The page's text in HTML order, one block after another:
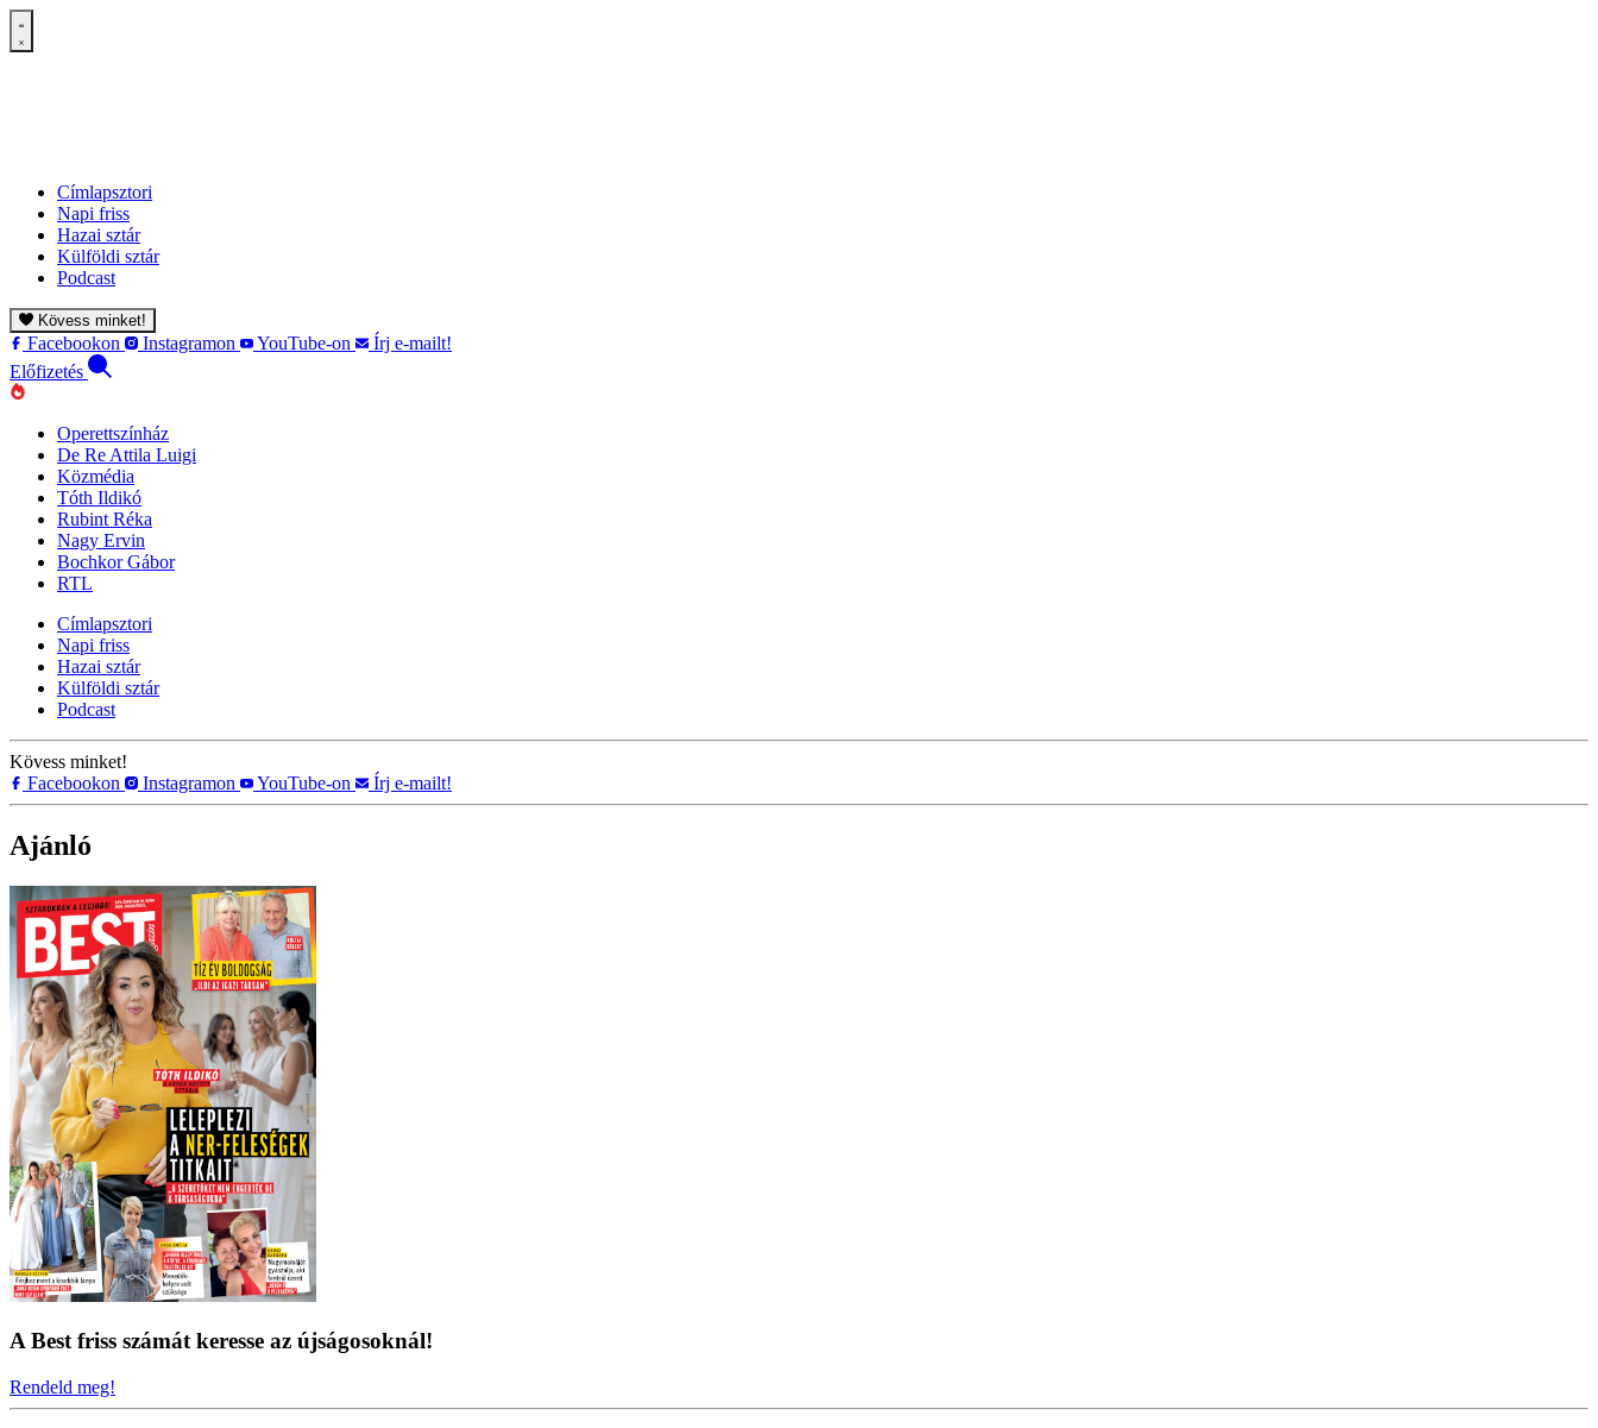
Címlapsztori
Napi friss
Hazai sztár
Külföldi sztár
Podcast
Kövess minket!
Facebookon Instagramon YouTube-on
Írj e-mailt!
Előfizetés
Operettszínház
De Re Attila Luigi
Közmédia
Tóth Ildikó
Rubint Réka
Nagy Ervin
Bochkor Gábor
RTL
Címlapsztori
Napi friss
Hazai sztár
Külföldi sztár
Podcast
Kövess minket!
Facebookon
Instagramon YouTube-on Írj e-mailt!
Ajánló
A Best friss számát keresse az újságosoknál!
Rendeld meg!